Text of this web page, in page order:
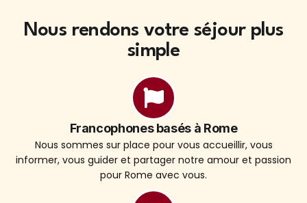
Nous rendons votre séjour plus
simple
Francophones basés à Rome
Nous sommes sur place pour vous accueillir, vous
informer, vous guider et partager notre amour et passion
pour Rome avec vous.